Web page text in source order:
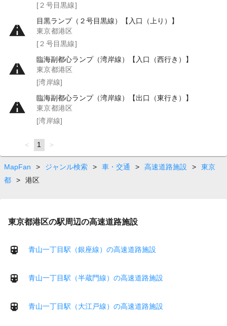
[２号目黒線]
目黒ランプ（２号目黒線）【入口（上り）】
東京都港区
[２号目黒線]
臨海副都心ランプ（湾岸線）【入口（西行き）】
東京都港区
[湾岸線]
臨海副都心ランプ（湾岸線）【出口（東行き）】
東京都港区
[湾岸線]
page
You're
on
page
1 page
MapFan > ジャンル検索 > 車・交通 > 高速道路施設 >
東京
都
> 港区
東京都港区の駅周辺の高速道路施設
青山一丁目駅（銀座線）の高速道路施設
青山一丁目駅（半蔵門線）の高速道路施設
青山一丁目駅（大江戸線）の高速道路施設